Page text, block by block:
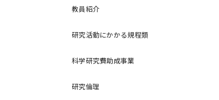
教員紹介
研究活動にかかる規程類
科学研究費助成事業
研究倫理